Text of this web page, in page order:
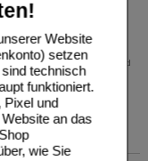
Website
setzen
technisch
funktioniert.
Pixel und
an das
wie Sie
| November 2020, n =
/ Durchschlafen haben und
Rx-Präparate)